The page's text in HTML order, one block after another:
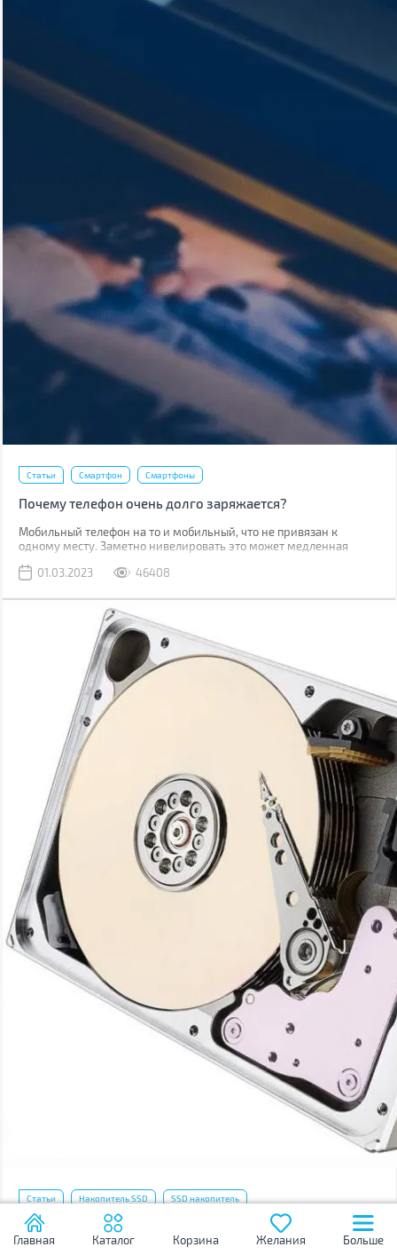
Статьи Смартфон Смартфоны
Почему телефон очень долго заряжается?
Мобильный телефон на то и мобильный, что не привязан к
одному месту. Заметно нивелировать это может медленная
розетке.
01.03.2023 46408
Статьи Накопитель SSD SSD накопитель
Как проверить жёсткий диск на ошибки и восстановить
его
Главная Каталог Корзина Желания Больше